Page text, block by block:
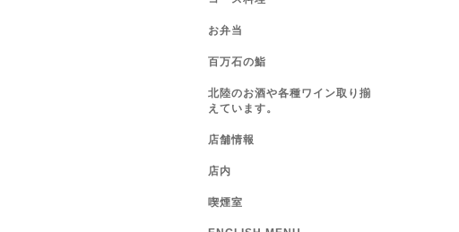
お弁当
百万石の鮨
北陸のお酒や各種ワイン取り揃
えています。
店舗情報
店内
喫煙室